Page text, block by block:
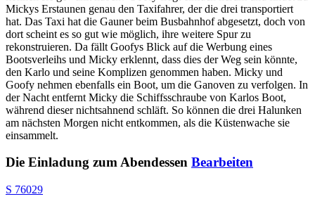
Mickys Erstaunen genau den Taxifahrer, der die drei transportiert
hat. Das Taxi hat die Gauner beim Busbahnhof abgesetzt, doch von
dort scheint es so gut wie möglich, ihre weitere Spur zu
rekonstruieren. Da fällt Goofys Blick auf die Werbung eines
Bootsverleihs und Micky erklennt, dass dies der Weg sein könnte,
den Karlo und seine Komplizen genommen haben. Micky und
Goofy nehmen ebenfalls ein Boot, um die Ganoven zu verfolgen. In
der Nacht entfernt Micky die Schiffsschraube von Karlos Boot,
während dieser nichtsahnend schläft. So können die drei Halunken
am nächsten Morgen nicht entkommen, als die Küstenwache sie
einsammelt.
Die Einladung zum Abendessen Bearbeiten
S 76029